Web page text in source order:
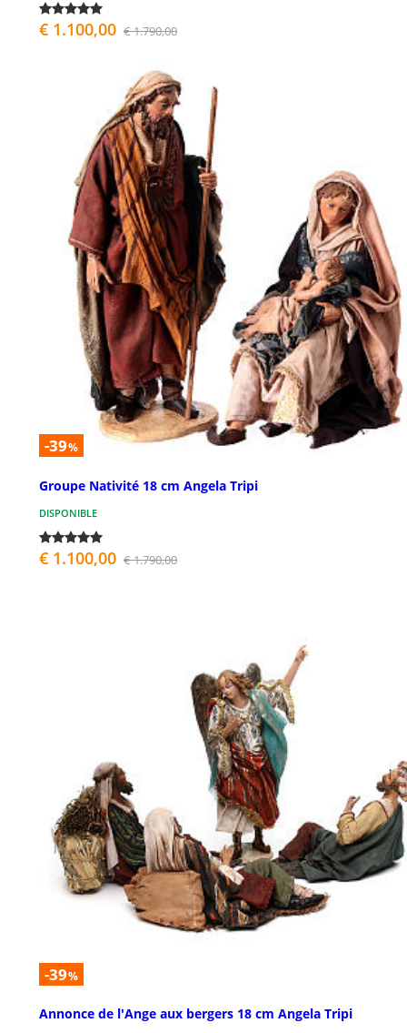
€ 1.100,00 € 1.790,00
-39%
Groupe Nativité 18 cm Angela Tripi
DISPONIBLE
€ 1.100,00 € 1.790,00
-39%
Annonce de l'Ange aux bergers 18 cm Angela Tripi